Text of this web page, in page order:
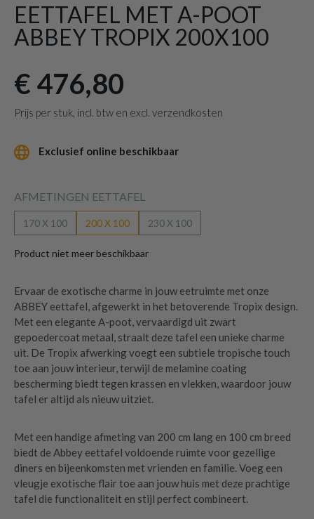
EETTAFEL MET A-POOT
ABBEY TROPIX 200X100
€ 476,80
Prijs per stuk, incl. btw en excl. verzendkosten
Exclusief online beschikbaar
AFMETINGEN EETTAFEL
170 X 100 200 X 100 230 X 100
Product niet meer beschikbaar
Ervaar de exotische charme in jouw eetruimte met onze
ABBEY eettafel, afgewerkt in het betoverende Tropix design.
Met een elegante A-poot, vervaardigd uit zwart
gepoedercoat metaal, straalt deze tafel een unieke charme
uit. De Tropix afwerking voegt een subtiele tropische touch
toe aan jouw interieur, terwijl de melamine coating
bescherming biedt tegen krassen en vlekken, waardoor jouw
tafel er altijd als nieuw uitziet.
Met een handige afmeting van 200 cm lang en 100 cm breed
biedt de Abbey eettafel voldoende ruimte voor gezellige
diners en bijeenkomsten met vrienden en familie. Voeg een
vleugje exotische flair toe aan jouw huis met deze prachtige
tafel die functionaliteit en stijl perfect combineert.